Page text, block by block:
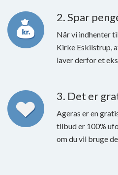
2. Spar
Når vi indhenter
Kirke Eskilstrup,
laver derfor et
3. Det er
Ageras er en
tilbud er 100%
om du vil bruge